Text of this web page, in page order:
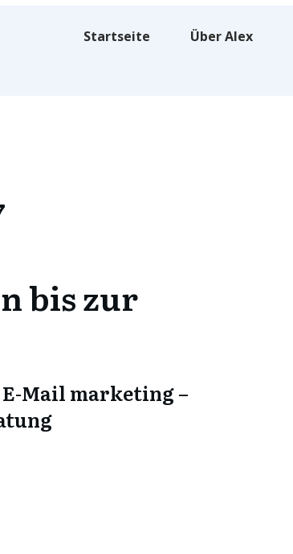
Startseite Über Alex
bis zur
E-Mail marketing –